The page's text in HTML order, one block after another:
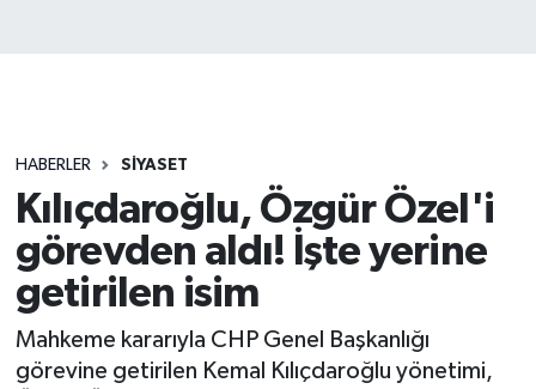
HABERLER SİYASET
Kılıçdaroğlu, Özgür Özel'i
görevden aldı! İşte yerine
getirilen isim
Mahkeme kararıyla CHP Genel Başkanlığı
görevine getirilen Kemal Kılıçdaroğlu yönetimi,
SPOR
YAŞAM
Son Dakika Haberleri
Haber Arşivi